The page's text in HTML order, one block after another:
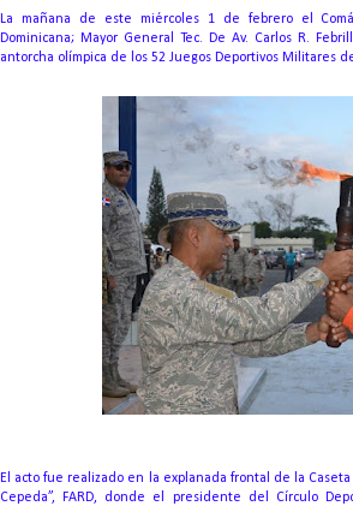
La mañana de este miércoles 1 de febrero el
Dominicana; Mayor General Tec. De Av. Carlos R.
antorcha olímpica de los 52 Juegos Deportivos Militares
El acto fue realizado en la explanada frontal de la
Cepeda”, FARD, donde el presidente del Círculo